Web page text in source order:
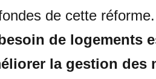
de cette
de logements
la gestion des